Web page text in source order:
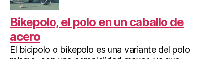
Bikepolo, el polo en un caballo de
acero
El bicipolo o bikepolo es una variante del polo